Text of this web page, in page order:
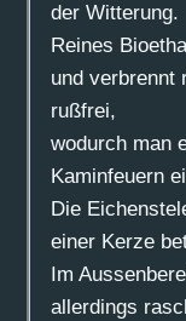
der Witterung.
Reines
und verbrennt
rußfrei,
wodurch man
Kaminfeuern
Die
einer Kerze
Im
allerdings